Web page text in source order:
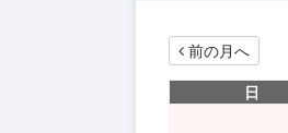
前の月へ
日